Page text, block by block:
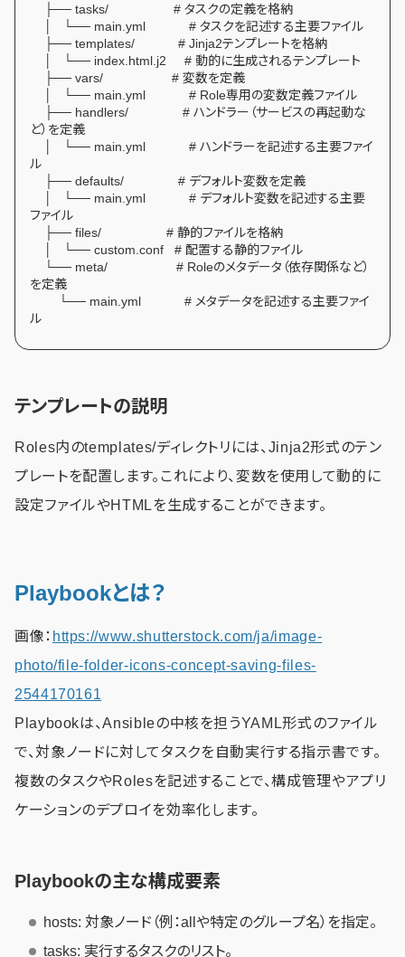
├── tasks/ # タスクの定義を格納
│ └── main.yml # タスクを記述する主要ファイル
├── templates/ # Jinja2テンプレートを格納
│ └── index.html.j2 # 動的に生成されるテンプレート
├── vars/ # 変数を定義
│ └── main.yml # Role専用の変数定義ファイル
├── handlers/ # ハンドラー（サービスの再起動な
ど）を定義
│ └── main.yml # ハンドラーを記述する主要ファイ
ル
├── defaults/ # デフォルト変数を定義
│ └── main.yml # デフォルト変数を記述する主要
ファイル
├── files/ # 静的ファイルを格納
│ └── custom.conf # 配置する静的ファイル
└── meta/ # Roleのメタデータ（依存関係など）
を定義
└── main.yml # メタデータを記述する主要ファイ
ル
テンプレートの説明
Roles内のtemplates/ディレクトリには、Jinja2形式のテン
プレートを配置します。これにより、変数を使用して動的に
設定ファイルやHTMLを生成することができます。
Playbookとは？
画像： https://www.shutterstock.com/ja/image-
photo/file-folder-icons-concept-saving-files-
2544170161
Playbookは、Ansibleの中核を担うYAML形式のファイル
で、対象ノードに対してタスクを自動実行する指示書です。
複数のタスクやRolesを記述することで、構成管理やアプリ
ケーションのデプロイを効率化します。
Playbookの主な構成要素
hosts: 対象ノード（例：allや特定のグループ名）を指定。
tasks: 実行するタスクのリスト。